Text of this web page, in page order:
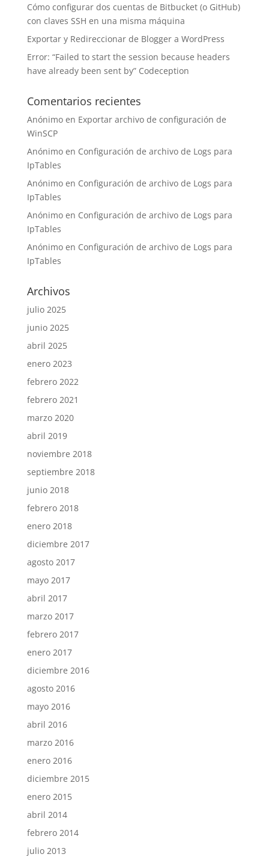
Cómo configurar dos cuentas de Bitbucket (o GitHub)
con claves SSH en una misma máquina
Exportar y Redireccionar de Blogger a WordPress
Error: “Failed to start the session because headers
have already been sent by” Codeception
Comentarios recientes
Anónimoen Exportar archivo de configuración de
WinSCP
Anónimoen Configuración de archivo de Logs para
IpTables
Anónimoen Configuración de archivo de Logs para
IpTables
Anónimoen Configuración de archivo de Logs para
IpTables
Anónimoen Configuración de archivo de Logs para
IpTables
Archivos
julio 2025
junio 2025
abril 2025
enero 2023
febrero 2022
febrero 2021
marzo 2020
abril 2019
noviembre 2018
septiembre 2018
junio 2018
febrero 2018
enero 2018
diciembre 2017
agosto 2017
mayo 2017
abril 2017
marzo 2017
febrero 2017
enero 2017
diciembre 2016
agosto 2016
mayo 2016
abril 2016
marzo 2016
enero 2016
diciembre 2015
enero 2015
abril 2014
febrero 2014
julio 2013